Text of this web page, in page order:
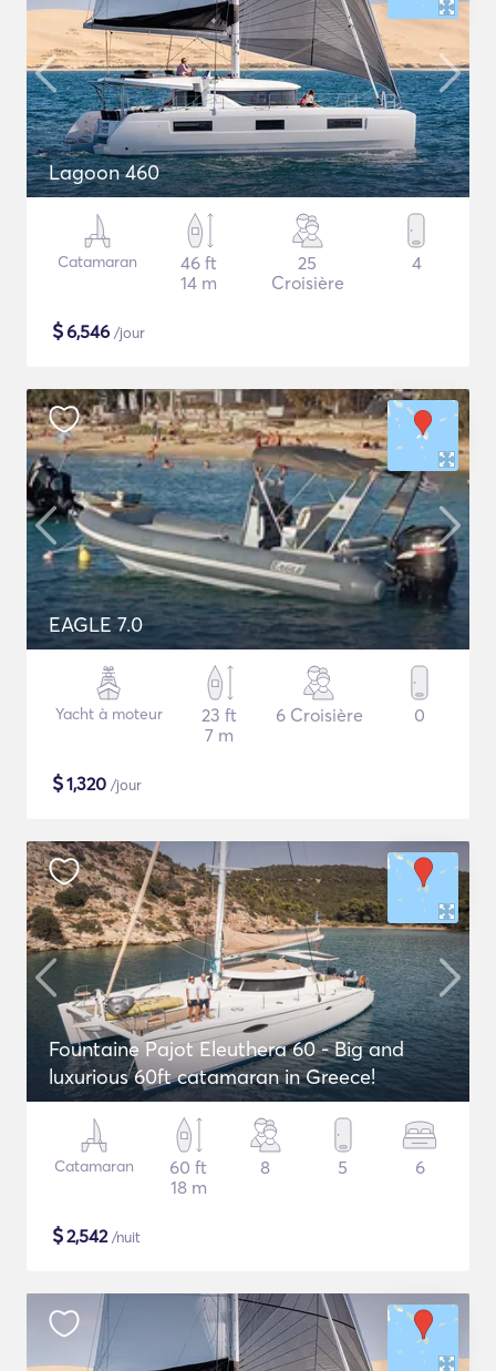
Lagoon 460
Catamaran
46 ft
14 m
25
Croisière
4
$6,546 /jour
EAGLE 7.0
Yacht à moteur
23 ft
7 m
6 Croisière 0
$1,320 /jour
Fountaine Pajot Eleuthera 60 - Big and
luxurious 60ft catamaran in Greece!
Catamaran
60 ft
18 m
8 5 6
$2,542/nuit